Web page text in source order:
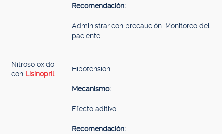
Recomendación:
Administrar con precaución. Monitoreo del
paciente.
Nitroso óxido
con Lisinopril
Hipotensión.
Mecanismo:
Efecto aditivo.
Recomendación: